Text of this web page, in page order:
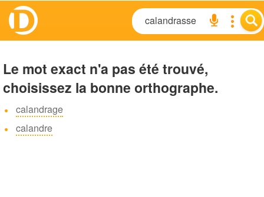
Le mot exact n'a pas été trouvé,
choisissez la bonne orthographe.
calandrage
calandre